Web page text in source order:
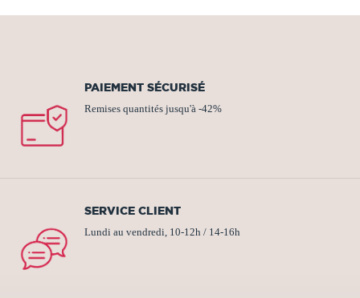
PAIEMENT SÉCURISÉ
Remises quantités jusqu'à -42%
SERVICE CLIENT
Lundi au vendredi, 10-12h / 14-16h